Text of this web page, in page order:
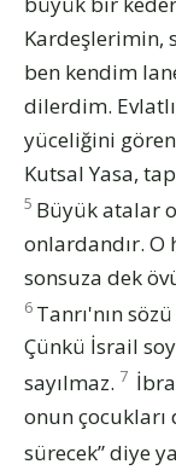
Kardeşlerimin,
ben kendim
dilerdim.
yüceliğini
Kutsal Yasa,
5 Büyük atalar
onlardandır. O
sonsuza dek
6 Tanrı'nın
Çünkü İsrail
sayılmaz. 7
onun çocukları
sürecek” diye